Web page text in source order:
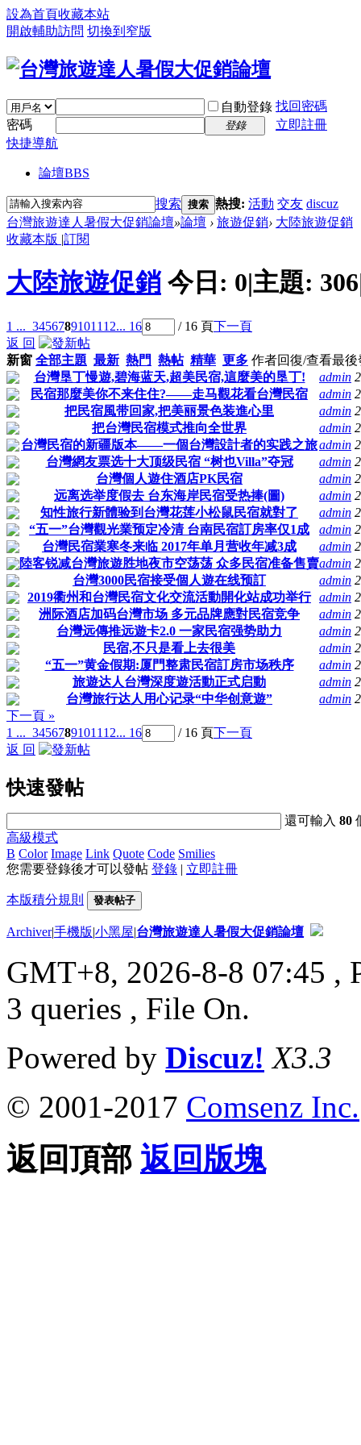
設為首頁收藏本站
開啟輔助訪問 切換到窄版
自動登錄 找回密碼
密碼
登錄
立即註冊
快捷導航
論壇BBS
搜索 搜索 熱搜: 活動 交友 discuz
台灣旅遊達人暑假大促銷論壇»論壇 › 旅遊促銷› 大陸旅遊促銷
收藏本版 |訂閱
大陸旅遊促銷 今日: 0|主題: 306
1 ... 34567891011 12... 16 / 16 頁下一頁
返 回
新窗 全部主題 最新 熱門 熱帖 精華 更多 作者回復/查看最後
台灣垦丁慢遊,碧海蓝天,超美民宿,這麼美的垦丁!
admin
民宿那麼美你不来住住?——走马觀花看台灣民宿
admin
把民宿風带回家,把美丽景色装進心里
admin
把台灣民宿模式推向全世界
admin
台灣民宿的新疆版本——一個台灣設計者的实践之旅admin
台灣網友票选十大顶级民宿 “树也Villa”夺冠
admin
台灣個人遊住酒店PK民宿
admin
远离选举度假去 台东海岸民宿受热捧(圖)
admin
知性旅行新體验到台灣花莲小松鼠民宿就對了
admin
“五一”台灣觀光業预定冷清 台南民宿訂房率仅1成
admin
台灣民宿業寒冬来临 2017年单月营收年减3成
admin
陸客锐减台灣旅遊胜地夜市空荡荡 众多民宿准备售賣admin
台灣3000民宿接受個人遊在线预訂
admin
2019衢州和台灣民宿文化交流活動開化站成功举行 admin
洲际酒店加码台灣市场 多元品牌應對民宿竞争
admin
台灣远傳推远遊卡2.0 一家民宿强势助力
admin
民宿,不只是看上去很美
admin
“五一”黄金假期:厦門整肃民宿訂房市场秩序
admin
旅遊达人台灣深度遊活動正式启動
admin
台灣旅行达人用心记录“中华创意遊”
admin
下一頁 »
1 ... 34567891011 12... 16 / 16 頁下一頁
返 回
快速發帖
還可輸入80
高級模式
B Color Image Link Quote Code Smilies
您需要登錄後才可以發帖 登錄 | 立即註冊
本版積分規則 發表帖子
Archiver|手機版|小黑屋|台灣旅遊達人暑假大促銷論壇
GMT+8, 2026-8-8 07:45 ,
3 queries , File On.
Powered by Discuz! X3.3
© 2001-2017 Comsenz Inc.
返回頂部 返回版塊